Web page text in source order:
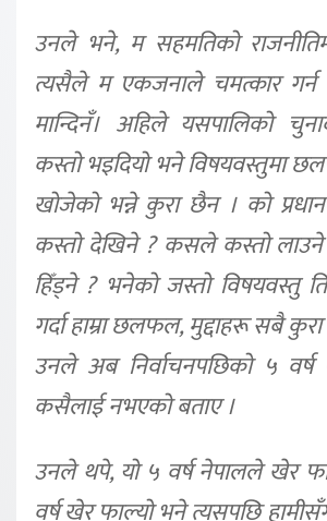
उनले भने, म सहमतिको
त्यसैले म एकजनाले चमत्कार
मान्दिनँ। अहिले यसपालिको
कस्तो भइदियो भने विषयवस्तुमा
खोजेको भन्ने कुरा छैन । को
कस्तो देखिने ? कसले कस्तो
हिँड्ने ? भनेको जस्तो विषयवस्तु
गर्दा हाम्रा छलफल, मुद्दाहरू सबै
उनले अब निर्वाचनपछिको ५
कसैलाई नभएको बताए ।
उनले थपे, यो ५ वर्ष नेपालले खेर
वर्ष खेर फाल्यो भने त्यसपछि